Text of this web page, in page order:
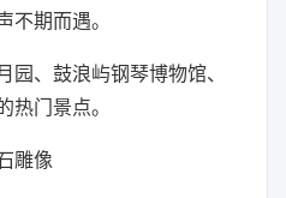
不期而遇。
园、鼓浪屿钢琴博物馆、
热门景点。
雕像